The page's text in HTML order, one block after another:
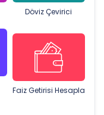
Döviz Çevirici
Faiz Getirisi Hesapla